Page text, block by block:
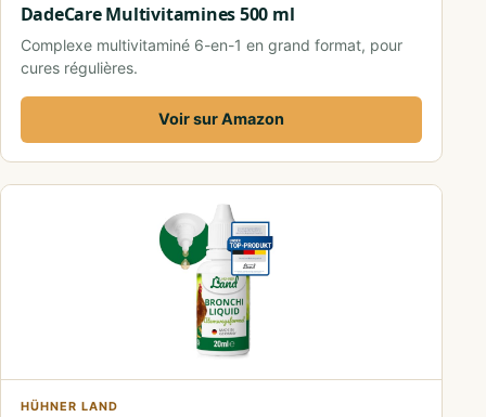
DadeCare Multivitamines 500 ml
Complexe multivitaminé 6-en-1 en grand format, pour
cures régulières.
Voir sur Amazon
HÜHNER LAND